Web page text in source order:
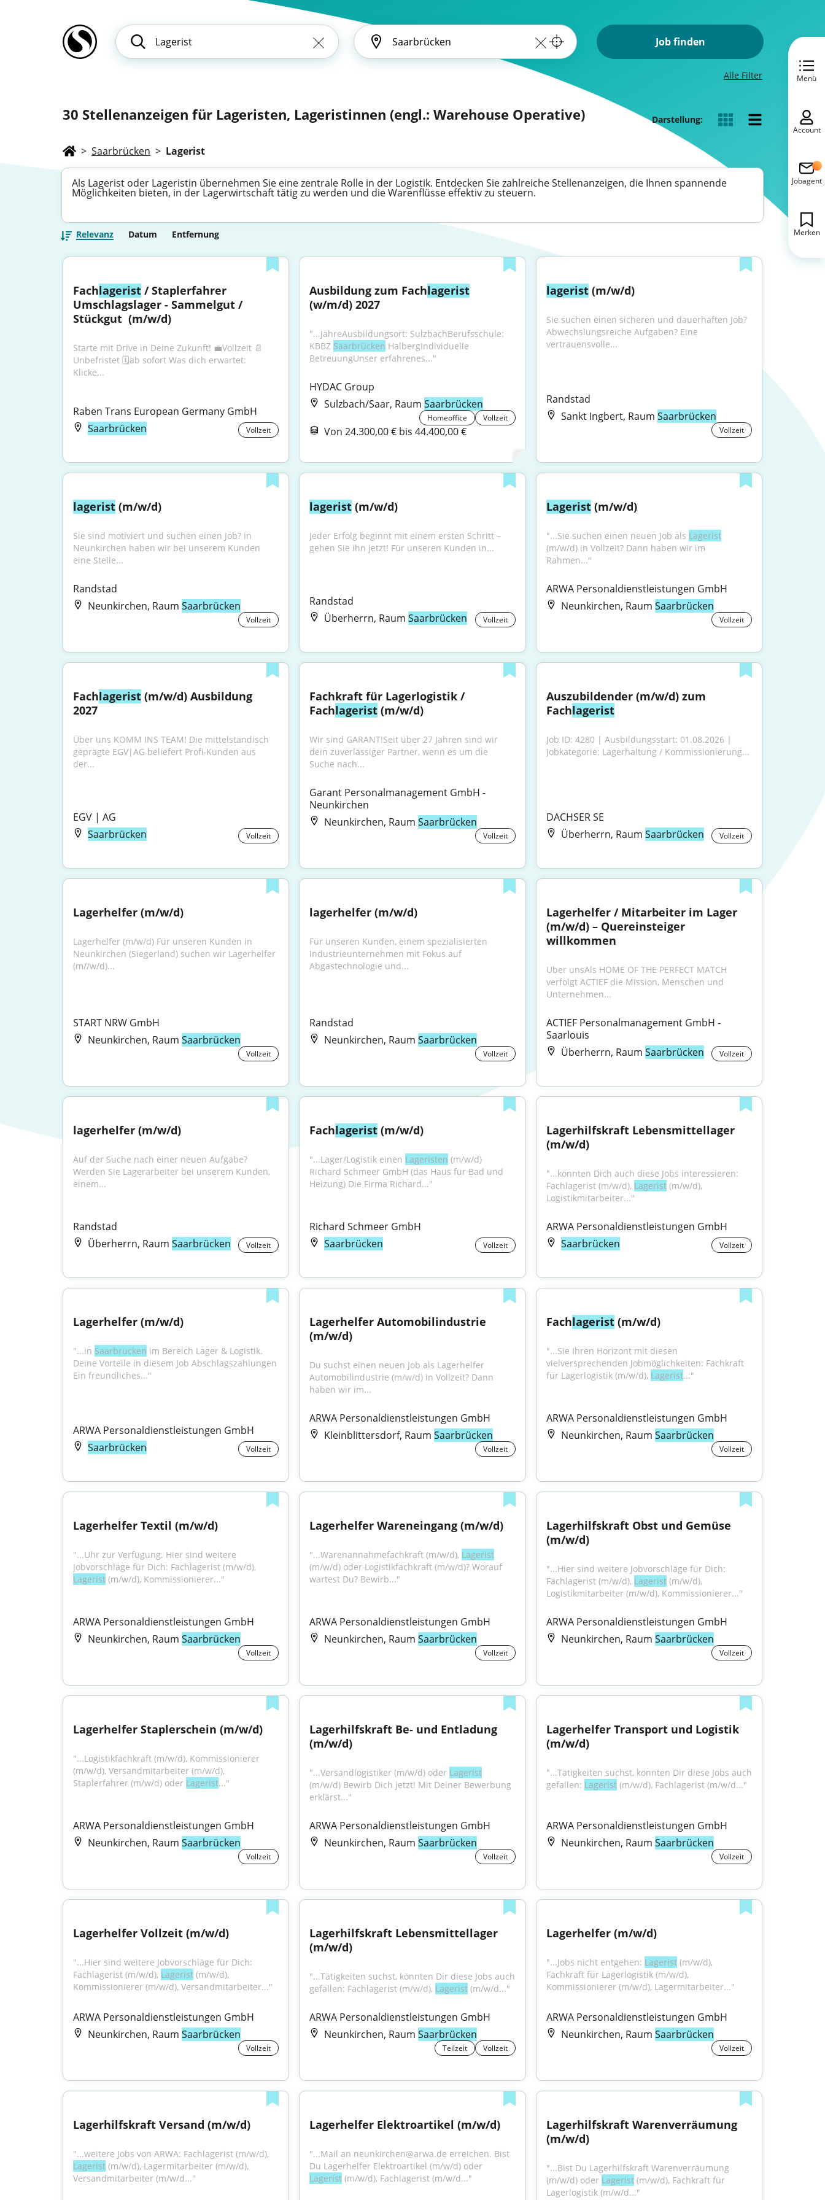
Job finden
Alle Filter
30 Stellenanzeigen für Lageristen, Lageristinnen (engl.: Warehouse Operative) Darstellung:
> Saarbrücken > Lagerist
Als Lagerist oder Lageristin übernehmen Sie eine zentrale Rolle in der Logistik. Entdecken Sie zahlreiche Stellenanzeigen, die Ihnen spannende
Möglichkeiten bieten, in der Lagerwirtschaft tätig zu werden und die Warenflüsse effektiv zu steuern.
Relevanz Datum Entfernung
Fachlagerist / Staplerfahrer
Umschlagslager - Sammelgut /
Stückgut ​ (m/w/d)
Starte mit Drive in Deine Zukunft! 💼Vollzeit 📄
Unbefristet 🗓️ab sofort Was dich erwartet:
Klicke...
Raben Trans European Germany GmbH
Saarbrücken
Vollzeit
Ausbildung zum Fachlagerist
(w/m/d) 2027
"...JahreAusbildungsort: SulzbachBerufsschule:
KBBZ Saarbrücken HalbergIndividuelle
BetreuungUnser erfahrenes..."
HYDAC Group
Sulzbach/Saar, RaumSaarbrücken
Homeoffice Vollzeit
Von 24.300,00 € bis 44.400,00 €
lagerist (m/w/d)
Sie suchen einen sicheren und dauerhaften Job?
Abwechslungsreiche Aufgaben? Eine
vertrauensvolle...
Randstad
Sankt Ingbert, Raum Saarbrücken
Vollzeit
lagerist (m/w/d)
Sie sind motiviert und suchen einen Job? in
Neunkirchen haben wir bei unserem Kunden
eine Stelle...
Randstad
Neunkirchen, Raum Saarbrücken
Vollzeit
lagerist (m/w/d)
Jeder Erfolg beginnt mit einem ersten Schritt –
gehen Sie ihn jetzt! Für unseren Kunden in...
Randstad
Überherrn, RaumSaarbrücken Vollzeit
Lagerist (m/w/d)
"...Sie suchen einen neuen Job als Lagerist
(m/w/d) in Vollzeit? Dann haben wir im
Rahmen..."
ARWA Personaldienstleistungen GmbH
Neunkirchen, Raum Saarbrücken
Vollzeit
Fachlagerist (m/w/d) Ausbildung
2027
Über uns KOMM INS TEAM! Die mittelständisch
geprägte EGV|AG beliefert Profi-Kunden aus
der...
EGV | AG
Saarbrücken
Vollzeit
Fachkraft für Lagerlogistik /
Fachlagerist (m/w/d)
Wir sind GARANT!Seit über 27 Jahren sind wir
dein zuverlässiger Partner, wenn es um die
Suche nach...
Garant Personalmanagement GmbH -
Neunkirchen
Neunkirchen, RaumSaarbrücken
Vollzeit
Auszubildender (m/w/d) zum
Fachlagerist
Job ID: 4280 | Ausbildungsstart: 01.08.2026 |
Jobkategorie: Lagerhaltung / Kommissionierung...
DACHSER SE
Überherrn, Raum Saarbrücken Vollzeit
Lagerhelfer (m/w/d)
Lagerhelfer (m/w/d) Für unseren Kunden in
Neunkirchen (Siegerland) suchen wir Lagerhelfer
(m//w/d)...
START NRW GmbH
Neunkirchen, Raum Saarbrücken
Vollzeit
lagerhelfer (m/w/d)
Für unseren Kunden, einem spezialisierten
Industrieunternehmen mit Fokus auf
Abgastechnologie und...
Randstad
Neunkirchen, RaumSaarbrücken
Vollzeit
Lagerhelfer / Mitarbeiter im Lager
(m/w/d) – Quereinsteiger
willkommen
Uber unsAls HOME OF THE PERFECT MATCH
verfolgt ACTIEF die Mission, Menschen und
Unternehmen...
ACTIEF Personalmanagement GmbH -
Saarlouis
Überherrn, Raum Saarbrücken Vollzeit
lagerhelfer (m/w/d)
Auf der Suche nach einer neuen Aufgabe?
Werden Sie Lagerarbeiter bei unserem Kunden,
einem...
Randstad
Überherrn, Raum Saarbrücken Vollzeit
Fachlagerist (m/w/d)
"...Lager/Logistik einen Lageristen (m/w/d)
Richard Schmeer GmbH (das Haus für Bad und
Heizung) Die Firma Richard..."
Richard Schmeer GmbH
Saarbrücken
Vollzeit
Lagerhilfskraft Lebensmittellager
(m/w/d)
"...könnten Dich auch diese Jobs interessieren:
Fachlagerist (m/w/d), Lagerist (m/w/d),
Logistikmitarbeiter..."
ARWA Personaldienstleistungen GmbH
Saarbrücken
Vollzeit
Lagerhelfer (m/w/d)
"...in Saarbrücken im Bereich Lager & Logistik.
Deine Vorteile in diesem Job Abschlagszahlungen
Ein freundliches..."
ARWA Personaldienstleistungen GmbH
Saarbrücken
Vollzeit
Lagerhelfer Automobilindustrie
(m/w/d)
Du suchst einen neuen Job als Lagerhelfer
Automobilindustrie (m/w/d) in Vollzeit? Dann
haben wir im...
ARWA Personaldienstleistungen GmbH
Kleinblittersdorf, RaumSaarbrücken
Vollzeit
Fachlagerist (m/w/d)
"...Sie Ihren Horizont mit diesen
vielversprechenden Jobmöglichkeiten: Fachkraft
für Lagerlogistik (m/w/d), Lagerist..."
ARWA Personaldienstleistungen GmbH
Neunkirchen, Raum Saarbrücken
Vollzeit
Lagerhelfer Textil (m/w/d)
"...Uhr zur Verfügung. Hier sind weitere
Lagerist (m/w/d), Kommissionierer..."
ARWA Personaldienstleistungen GmbH
Neunkirchen, Raum Saarbrücken
Vollzeit
Lagerhelfer Wareneingang (m/w/d)
"...Warenannahmefachkraft (m/w/d), Lagerist
(m/w/d) oder Logistikfachkraft (m/w/d)? Worauf
wartest Du? Bewirb..."
ARWA Personaldienstleistungen GmbH
Neunkirchen, RaumSaarbrücken
Vollzeit
Lagerhilfskraft Obst und Gemüse
(m/w/d)
"...Hier sind weitere Jobvorschläge für Dich:
Fachlagerist (m/w/d), Lagerist (m/w/d),
Logistikmitarbeiter (m/w/d), Kommissionierer..."
ARWA Personaldienstleistungen GmbH
Neunkirchen, Raum Saarbrücken
Vollzeit
Lagerhelfer Staplerschein (m/w/d)
"...Logistikfachkraft (m/w/d), Kommissionierer
(m/w/d), Versandmitarbeiter (m/w/d),
Staplerfahrer (m/w/d) oder Lagerist..."
ARWA Personaldienstleistungen GmbH
Neunkirchen, Raum Saarbrücken
Vollzeit
Lagerhilfskraft Be- und Entladung
(m/w/d)
"...Versandlogistiker (m/w/d) oder Lagerist
(m/w/d) Bewirb Dich jetzt! Mit Deiner Bewerbung
erklärst..."
ARWA Personaldienstleistungen GmbH
Neunkirchen, RaumSaarbrücken
Vollzeit
Lagerhelfer Transport und Logistik
(m/w/d)
"...Tätigkeiten suchst, könnten Dir diese Jobs auch
gefallen: Lagerist (m/w/d), Fachlagerist (m/w/d..."
ARWA Personaldienstleistungen GmbH
Neunkirchen, Raum Saarbrücken
Vollzeit
Lagerhelfer Vollzeit (m/w/d)
"...Hier sind weitere Jobvorschläge für Dich:
Fachlagerist (m/w/d), Lagerist (m/w/d),
Kommissionierer (m/w/d), Versandmitarbeiter..."
ARWA Personaldienstleistungen GmbH
Neunkirchen, Raum Saarbrücken
Vollzeit
Lagerhilfskraft Lebensmittellager
(m/w/d)
"...Tätigkeiten suchst, könnten Dir diese Jobs auch
gefallen: Fachlagerist (m/w/d), Lagerist (m/w/d..."
ARWA Personaldienstleistungen GmbH
Neunkirchen, RaumSaarbrücken
Teilzeit Vollzeit
Lagerhelfer (m/w/d)
"...Jobs nicht entgehen: Lagerist (m/w/d),
Fachkraft für Lagerlogistik (m/w/d),
Kommissionierer (m/w/d), Lagermitarbeiter..."
ARWA Personaldienstleistungen GmbH
Neunkirchen, Raum Saarbrücken
Vollzeit
Lagerhilfskraft Versand (m/w/d)
Lagerist (m/w/d), Lagermitarbeiter (m/w/d),
Versandmitarbeiter (m/w/d..."
Lagerhelfer Elektroartikel (m/w/d)
"...Mail an neunkirchen@arwa.de erreichen. Bist
Lagerist (m/w/d), Fachlagerist (m/w/d..."
Lagerhilfskraft Warenverräumung
(m/w/d)
"...Bist Du Lagerhilfskraft Warenverräumung
(m/w/d) oder Lagerist (m/w/d), Fachkraft für
Lagerlogistik (m/w/d..."
Menü
Account
Jobagent
Merken